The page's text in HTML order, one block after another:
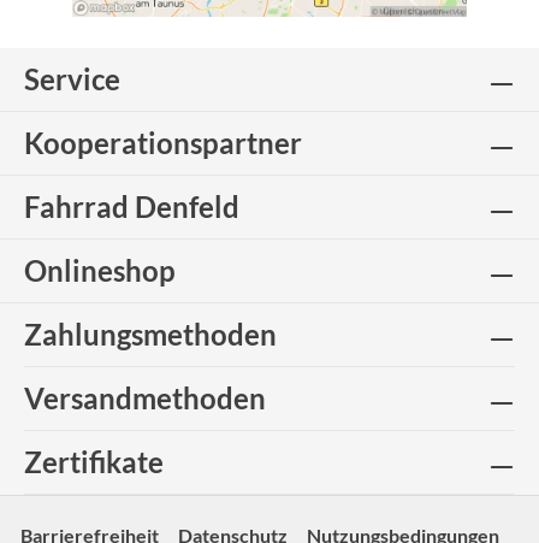
Service
Kooperationspartner
Fahrrad Denfeld
Onlineshop
Zahlungsmethoden
Versandmethoden
Zertifikate
Barrierefreiheit Datenschutz
Nutzungsbedingungen